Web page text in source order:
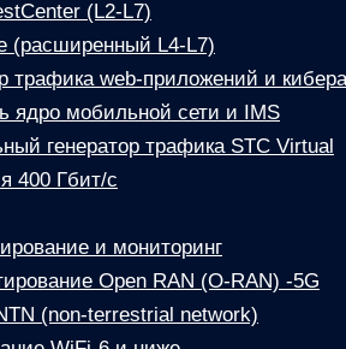
(L2-L7)
(расширенный L4-L7)
трафика web-приложений и
ядро мобильной сети и IMS
генератор трафика STC Virtual
400 Гбит/с
и мониторинг
Open RAN (O-RAN) -5G
(non-terrestrial network)